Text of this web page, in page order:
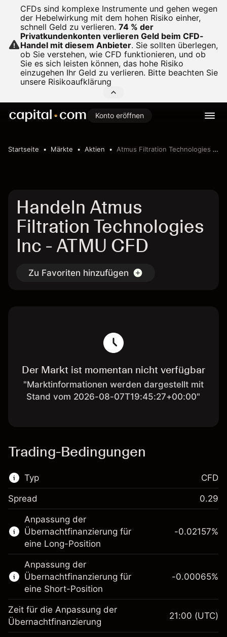
CFDs sind komplexe Instrumente und gehen wegen
der Hebelwirkung mit dem hohen Risiko einher,
schnell Geld zu verlieren. 74 % der
Privatkundenkonten verlieren Geld beim CFD-
Handel mit diesem Anbieter. Sie sollten überlegen,
ob Sie verstehen, wie CFD funktionieren, und ob
Sie es sich leisten können, das hohe Risiko
einzugehen Ihr Geld zu verlieren. Bitte beachten Sie
unsere Risikoaufklärung
Konto eröffnen
Startseite Märkte Aktien Atmus Filtration Technologies Inc
Handeln Atmus
Filtration Technologies
Inc - ATMU CFD
Zu Favoriten hinzufügen
Der Markt ist momentan nicht verfügbar
"Marktinformationen werden dargestellt mit
Stand vom 2026-08-07T19:45:27+00:00"
Trading-Bedingungen
Typ
Dieser Finanzmarkt steht für das CFD-
Trading zur Verfügung.
Erfahren Sie mehr über:
CFDs
CFD
Spread 0.29
Anpassung der
Übernachtfinanzierung für
eine Long-Position
Margin. Ihre Investition
$1,000.00
-0.02157%
Anpassung der
Übernachtfinanzierung für
eine Short-Position
-0.00065%
Zeit für die Anpassung der
Übernachtfinanzierung
21:00 (UTC)